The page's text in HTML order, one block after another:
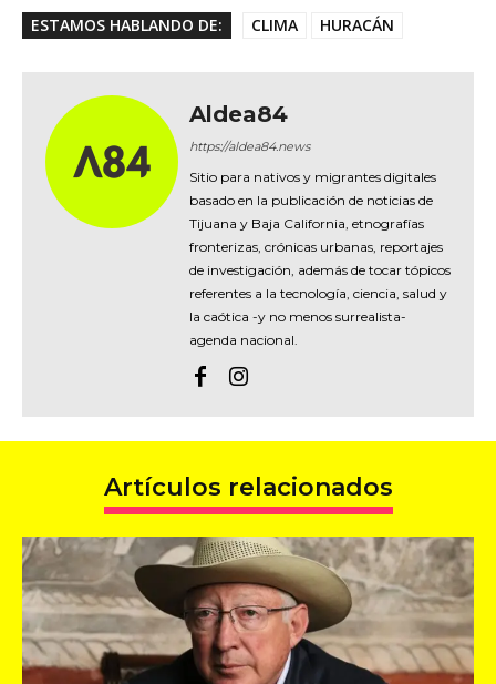
ESTAMOS HABLANDO DE: CLIMA HURACÁN
Aldea84
https://aldea84.news
Sitio para nativos y migrantes digitales
basado en la publicación de noticias de
Tijuana y Baja California, etnografías
fronterizas, crónicas urbanas, reportajes
de investigación, además de tocar tópicos
referentes a la tecnología, ciencia, salud y
la caótica -y no menos surrealista-
agenda nacional.
Artículos relacionados